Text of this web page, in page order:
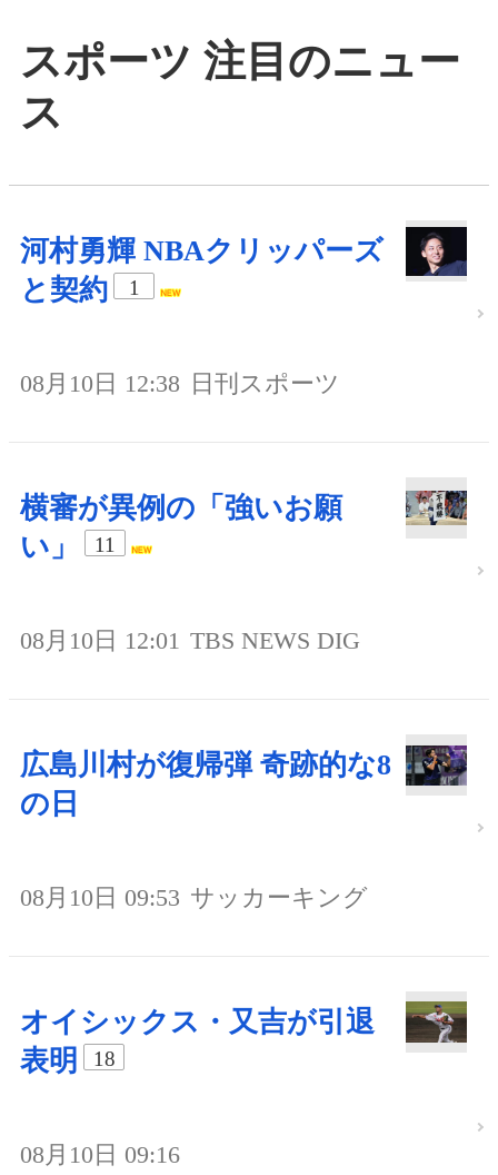
スポーツ 注目のニュー
ス
河村勇輝 NBAクリッパーズ
と契約
1
08月10日 12:38 日刊スポーツ
横審が異例の「強いお願
い」
11
08月10日 12:01 TBS NEWS DIG
広島川村が復帰弾 奇跡的な8
の日
08月10日 09:53 サッカーキング
オイシックス・又吉が引退
表明
18
08月10日 09:16